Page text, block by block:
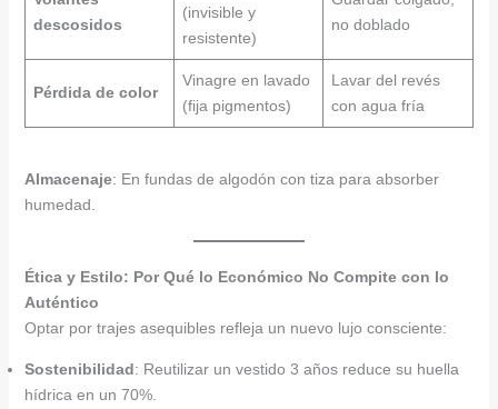
descosidos
(invisible y
resistente)
no doblado
Pérdida de color
Vinagre en lavado
(fija pigmentos)
Lavar del revés
con agua fría
Almacenaje: En fundas de algodón con tiza para absorber
humedad.
Ética y Estilo: Por Qué lo Económico No Compite con lo
Auténtico
Optar por trajes asequibles refleja un nuevo lujo consciente:
Sostenibilidad: Reutilizar un vestido 3 años reduce su huella
hídrica en un 70%.